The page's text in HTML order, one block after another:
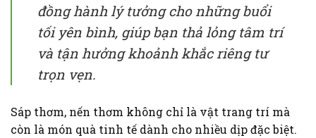
đồng hành lý tưởng cho những buổi
tối yên bình, giúp bạn thả lỏng tâm trí
và tận hưởng khoảnh khắc riêng tư
trọn vẹn.
Sáp thơm, nến thơm không chỉ là vật trang trí mà
còn là món quà tinh tế dành cho nhiều dịp đặc biệt.